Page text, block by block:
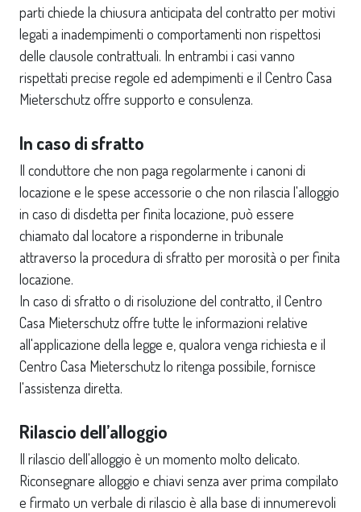
parti chiede la chiusura anticipata del contratto per motivi
legati a inadempimenti o comportamenti non rispettosi
delle clausole contrattuali. In entrambi i casi vanno
rispettati precise regole ed adempimenti e il Centro Casa
Mieterschutz offre supporto e consulenza.
In caso di sfratto
Il conduttore che non paga regolarmente i canoni di
locazione e le spese accessorie o che non rilascia l'alloggio
in caso di disdetta per finita locazione, può essere
chiamato dal locatore a risponderne in tribunale
attraverso la procedura di sfratto per morosità o per finita
locazione.
In caso di sfratto o di risoluzione del contratto, il Centro
Casa Mieterschutz offre tutte le informazioni relative
all'applicazione della legge e, qualora venga richiesta e il
Centro Casa Mieterschutz lo ritenga possibile, fornisce
l'assistenza diretta.
Rilascio dell’alloggio
Il rilascio dell'alloggio è un momento molto delicato.
Riconsegnare alloggio e chiavi senza aver prima compilato
e firmato un verbale di rilascio è alla base di innumerevoli